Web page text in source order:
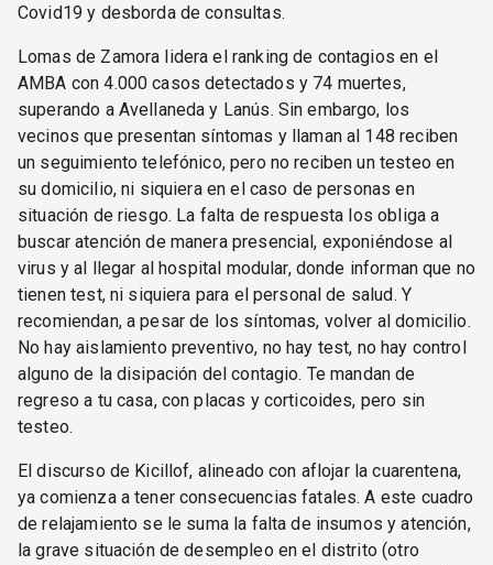
Covid19 y desborda de consultas.
Lomas de Zamora lidera el ranking de contagios en el
AMBA con 4.000 casos detectados y 74 muertes,
superando a Avellaneda y Lanús. Sin embargo, los
vecinos que presentan síntomas y llaman al 148 reciben
un seguimiento telefónico, pero no reciben un testeo en
su domicilio, ni siquiera en el caso de personas en
situación de riesgo. La falta de respuesta los obliga a
buscar atención de manera presencial, exponiéndose al
virus y al llegar al hospital modular, donde informan que no
tienen test, ni siquiera para el personal de salud. Y
recomiendan, a pesar de los síntomas, volver al domicilio.
No hay aislamiento preventivo, no hay test, no hay control
alguno de la disipación del contagio. Te mandan de
regreso a tu casa, con placas y corticoides, pero sin
testeo.
El discurso de Kicillof, alineado con aflojar la cuarentena,
ya comienza a tener consecuencias fatales. A este cuadro
de relajamiento se le suma la falta de insumos y atención,
la grave situación de desempleo en el distrito (otro